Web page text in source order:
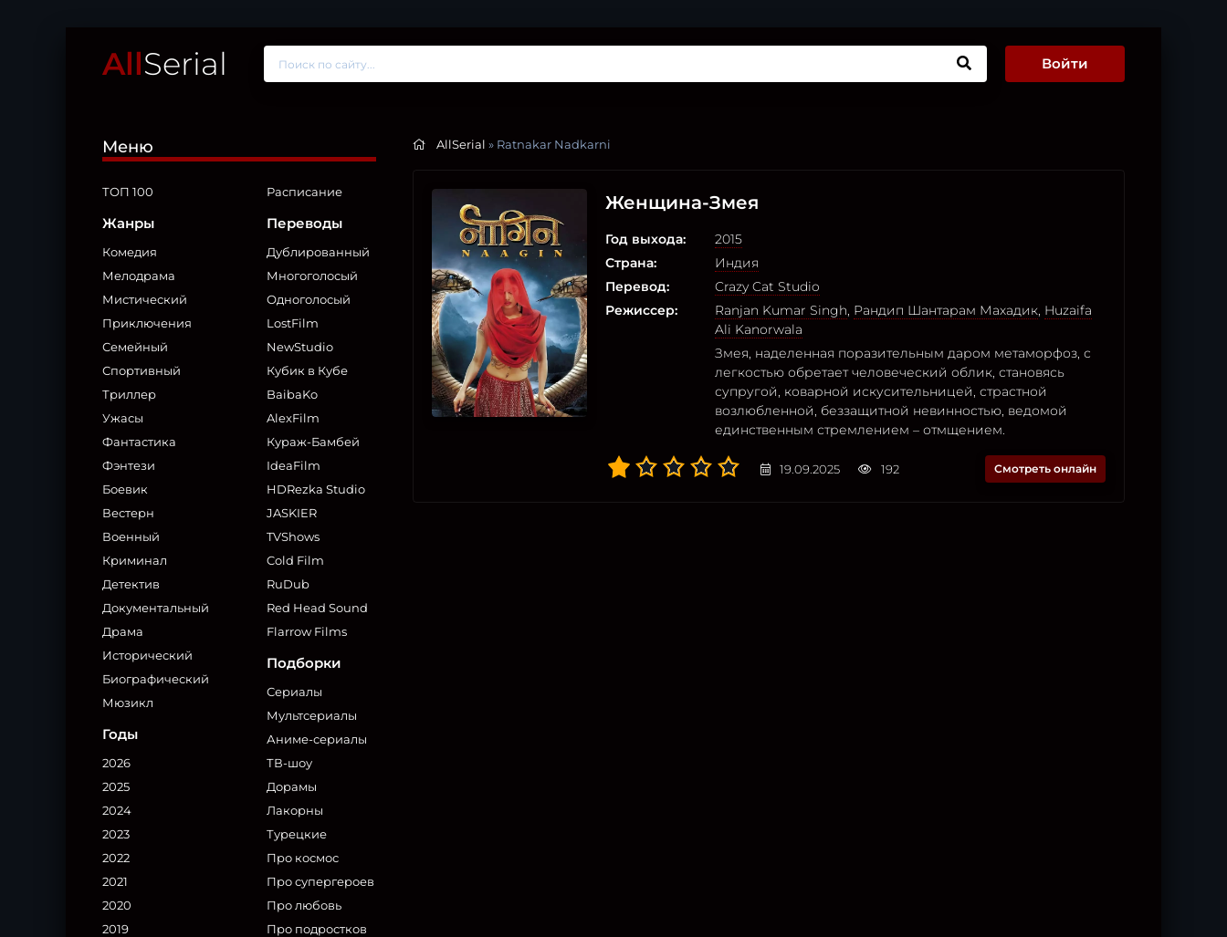
AllSerial Войти
Меню
ТОП 100
Жанры
Комедия
Мелодрама
Мистический
Приключения
Семейный
Спортивный
Триллер
Ужасы
Фантастика
Фэнтези
Боевик
Вестерн
Военный
Криминал
Детектив
Документальный
Драма
Исторический
Биографический
Мюзикл
Годы
2026
2025
2024
2023
2022
2021
2020
2019
Расписание
Переводы
Дублированный
Многоголосый
Одноголосый
LostFilm
NewStudio
Кубик в Кубе
BaibaKo
AlexFilm
Кураж-Бамбей
IdeaFilm
HDRezka Studio
JASKIER
TVShows
Cold Film
RuDub
Red Head Sound
Flarrow Films
Подборки
Сериалы
Мультсериалы
Аниме-сериалы
ТВ-шоу
Дорамы
Лакорны
Турецкие
Про космос
Про супергероев
Про любовь
Про подростков
AllSerial » Ratnakar Nadkarni
Женщина-Змея
Год выхода:
2015
Страна:
Индия
Перевод:
Crazy Cat Studio
Режиссер:
Ranjan Kumar Singh, Рандип Шантарам Махадик, Huzaifa
Ali Kanorwala
Змея, наделенная поразительным даром метаморфоз, с
легкостью обретает человеческий облик, становясь
супругой, коварной искусительницей, страстной
возлюбленной, беззащитной невинностью, ведомой
единственным стремлением – отмщением.
19.09.2025 192 Смотреть онлайн